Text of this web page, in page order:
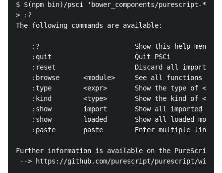
$ $(npm bin)/psci 'bower_components/purescript-*/
> :?
The following commands are available:
    :?                        Show this help menu
    :quit                     Quit PSCi
:reset                    Discard all imported
:browse      <module>     See all functions in
:type        <expr>       Show the type of
:kind        <type>       Show the kind of
:show        import       Show all imported
:show        loaded       Show all loaded
:paste       paste        Enter multiple lines,
Further information is available on the PureScript
--> https://github.com/purescript/purescript/wiki/